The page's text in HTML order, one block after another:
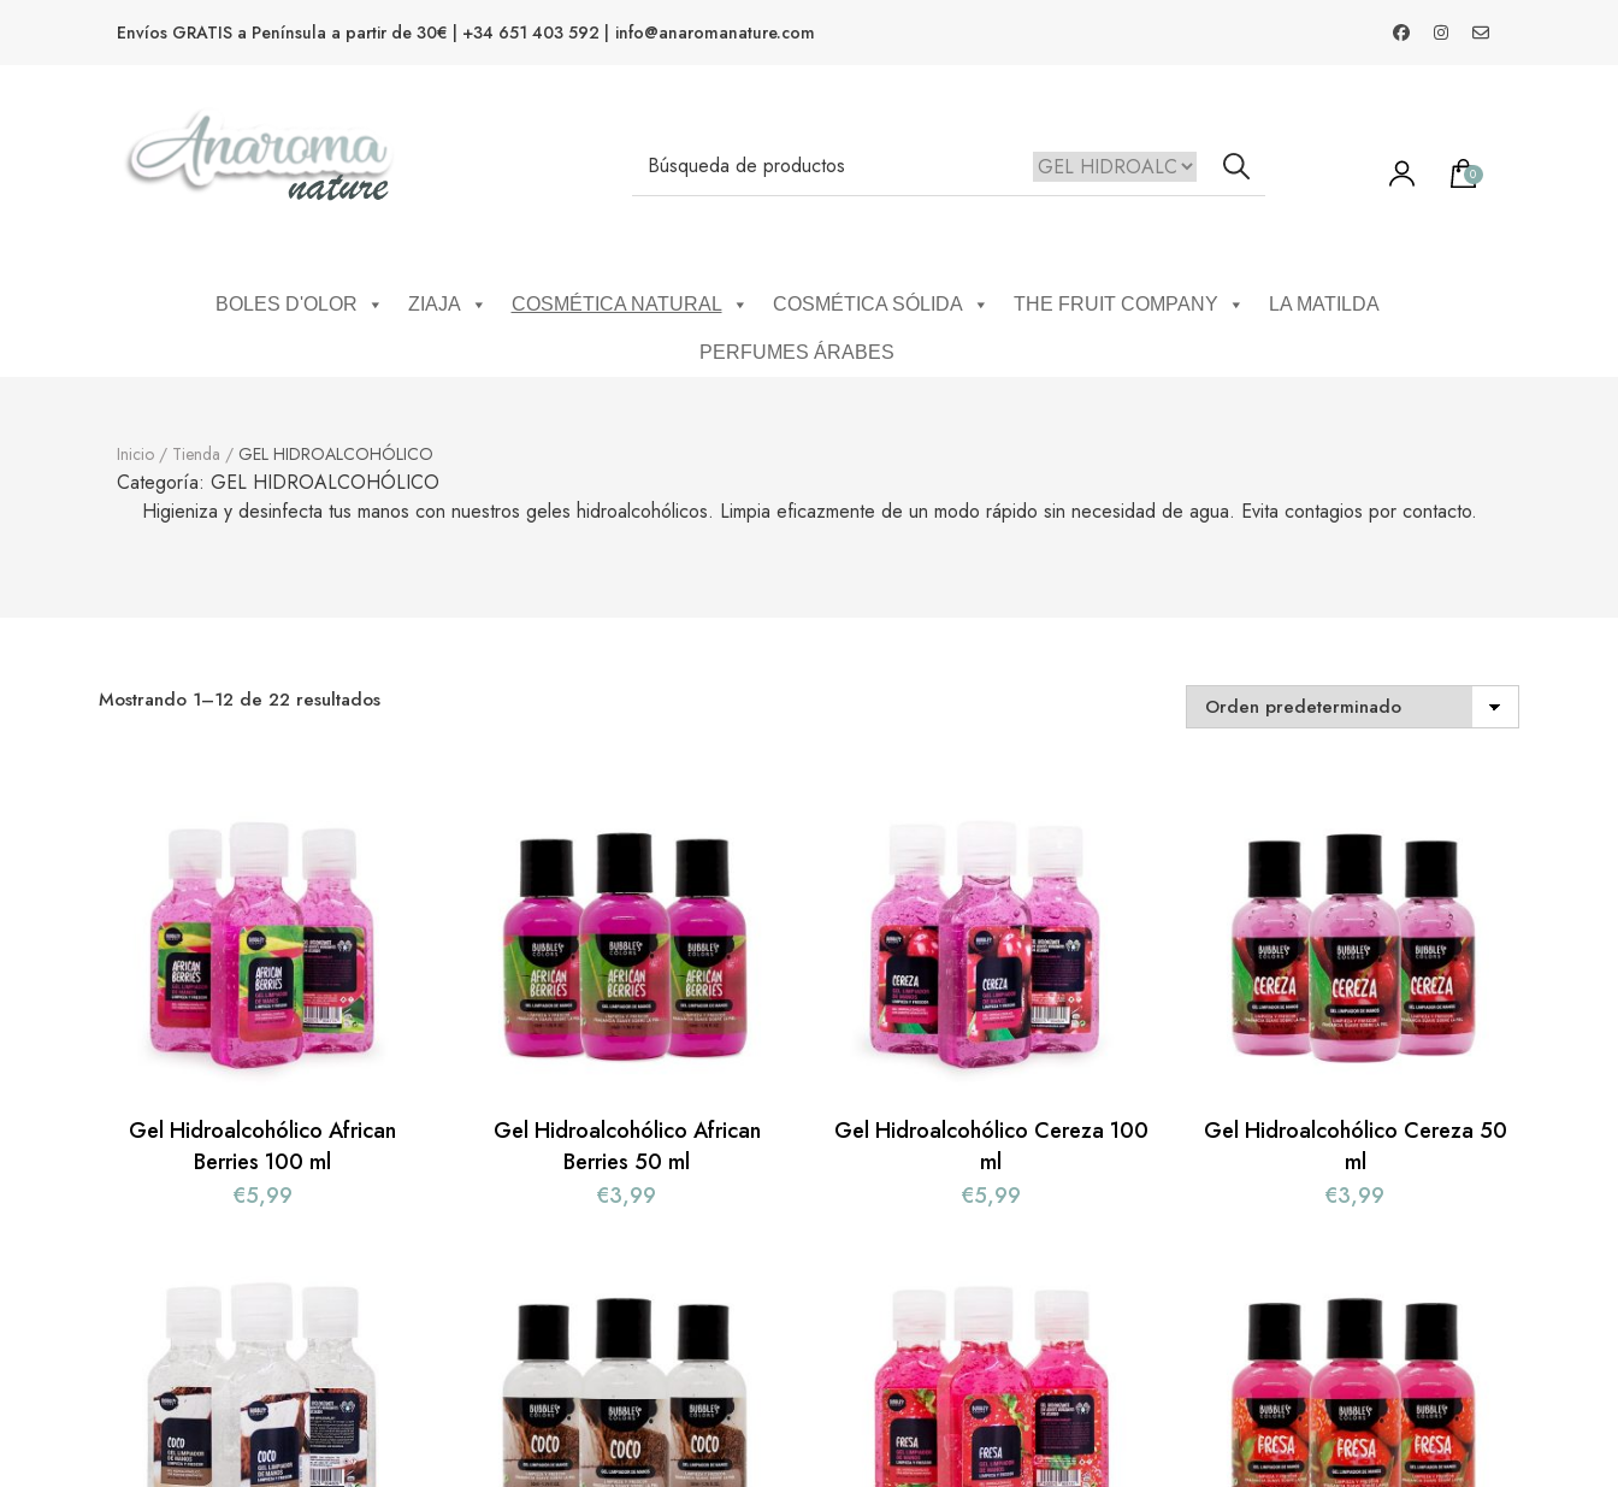
Envíos GRATIS a Península a partir de 30€ | +34 651 403 592 | info@anaromanature.com
0
BOLES D'OLOR ZIAJA COSMÉTICA NATURAL COSMÉTICA SÓLIDA THE FRUIT COMPANY LA MATILDA
PERFUMES ÁRABES
Inicio / Tienda / GEL HIDROALCOHÓLICO
Categoría: GEL HIDROALCOHÓLICO
Higieniza y desinfecta tus manos con nuestros geles hidroalcohólicos. Limpia eficazmente de un modo rápido sin necesidad de agua. Evita contagios por contacto.
Mostrando 1–12 de 22 resultados
Gel Hidroalcohólico African
Berries 100 ml
€5,99
Gel Hidroalcohólico African
Berries 50 ml
€3,99
Gel Hidroalcohólico Cereza 100
ml
€5,99
Gel Hidroalcohólico Cereza 50
ml
€3,99